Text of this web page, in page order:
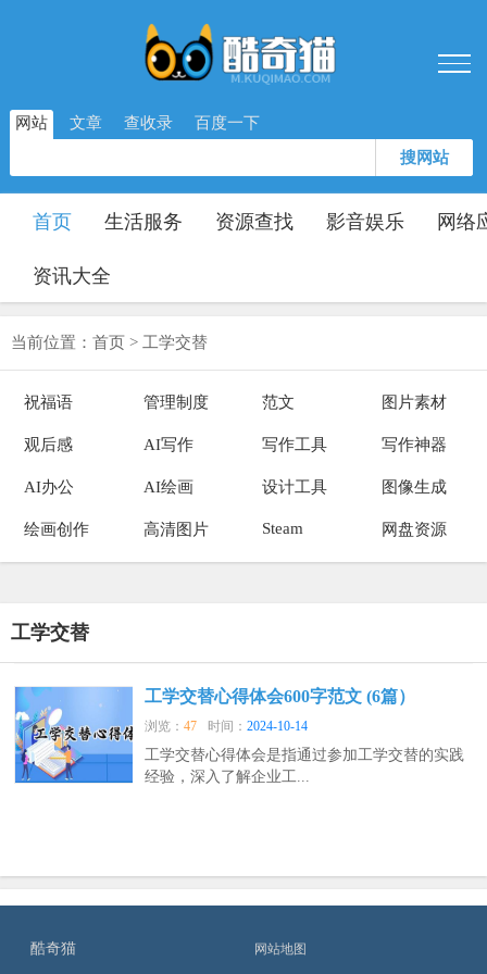
网站 文章 查收录 百度一下
搜网站
首页 生活服务 资源查找 影音娱乐 网络
资讯大全
当前位置： 首页 > 工学交替
祝福语 管理制度 范文 图片素材
观后感 AI写作 写作工具 写作神器
AI办公 AI绘画 设计工具 图像生成
绘画创作 高清图片 Steam 网盘资源
工学交替
工学交替心得体会600字范文 (6篇）
浏览：47 时间：2024-10-14
工学交替心得体会是指通过参加工学交替的实践
经验，深入了解企业工...
酷奇猫 网站地图